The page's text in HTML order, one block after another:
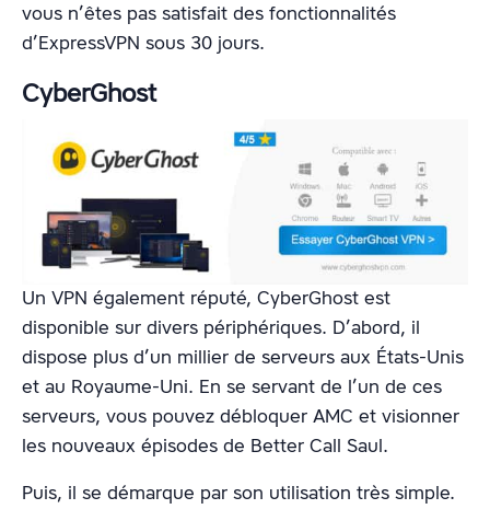
vous n’êtes pas satisfait des fonctionnalités
d’ExpressVPN sous 30 jours.
CyberGhost
Un VPN également réputé, CyberGhost est
disponible sur divers périphériques. D’abord, il
dispose plus d’un millier de serveurs aux États-Unis
et au Royaume-Uni. En se servant de l’un de ces
serveurs, vous pouvez débloquer AMC et visionner
les nouveaux épisodes de Better Call Saul.
Puis, il se démarque par son utilisation très simple.